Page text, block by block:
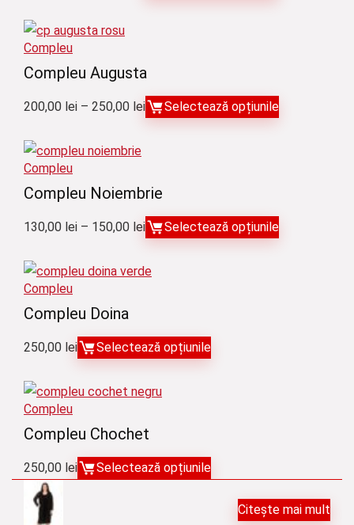
până
la
450,00 lei
Compleu
Compleu Augusta
200,00 lei – 250,00 leiInterval
până
la
250,00 lei
Selectează opțiunile
Compleu
Compleu Noiembrie
130,00 lei – 150,00 leiInterval
prețuri:
la
150,00 lei
Selectează opțiunile
Compleu
Compleu Doina
250,00 lei Selectează opțiunile
Compleu
Compleu Chochet
250,00 lei Selectează opțiunile
Citește mai mult